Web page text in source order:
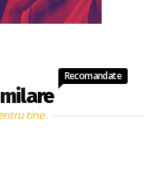
Recomandate
tine